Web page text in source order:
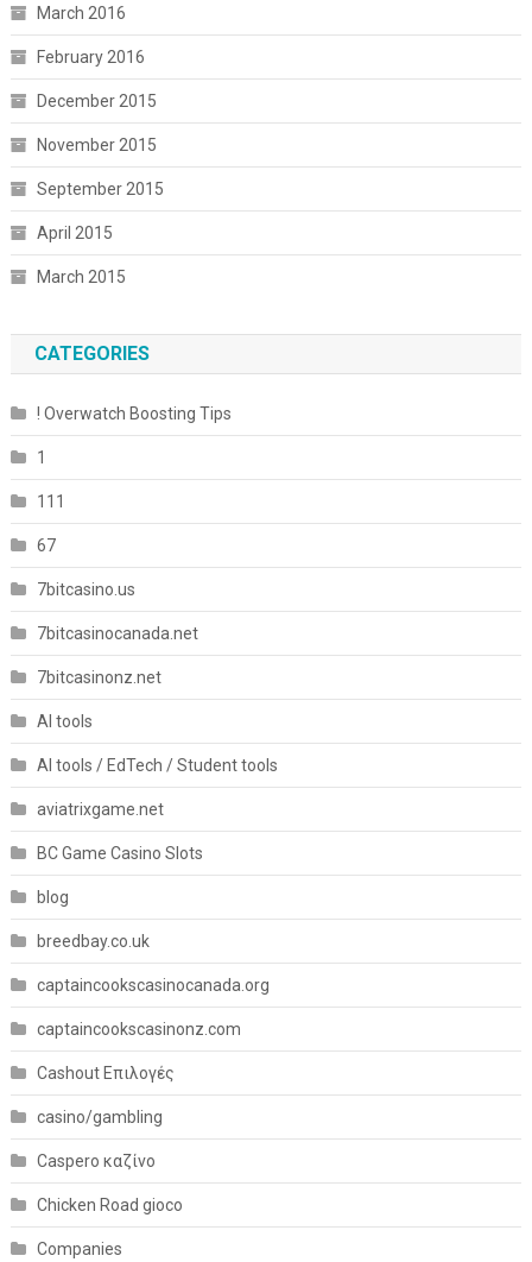
March 2016
February 2016
December 2015
November 2015
September 2015
April 2015
March 2015
CATEGORIES
! Overwatch Boosting Tips
1
111
67
7bitcasino.us
7bitcasinocanada.net
7bitcasinonz.net
AI tools
AI tools / EdTech / Student tools
aviatrixgame.net
BC Game Casino Slots
blog
breedbay.co.uk
captaincookscasinocanada.org
captaincookscasinonz.com
Cashout Επιλογές
casino/gambling
Caspero καζίνο
Chicken Road gioco
Companies